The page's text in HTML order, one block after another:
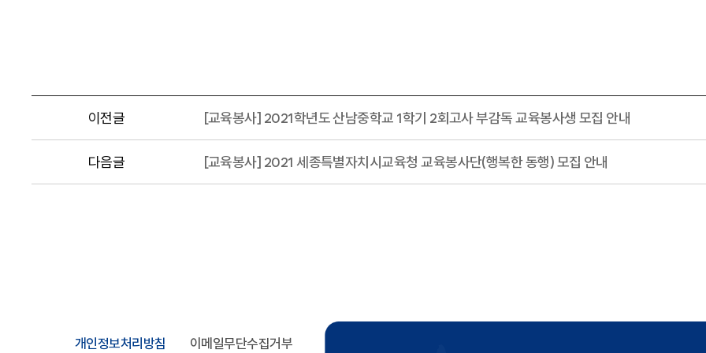
이전글 [교육봉사] 2021학년도 산남중학교 1학기 2회고사 부감독 교육봉사생 모집 안내
다음글 [교육봉사] 2021 세종특별자치시교육청 교육봉사단(행복한 동행) 모집 안내
개인정보처리방침 이메일무단수집거부